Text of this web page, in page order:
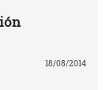
18/08/2014